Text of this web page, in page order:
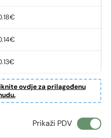
ovdje za prilagođenu
Prikaži PDV